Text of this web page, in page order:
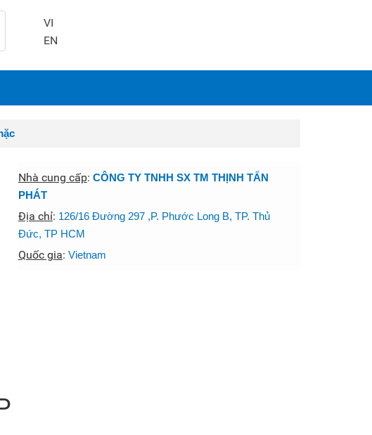
VI
EN
Nhà cung cấp: CÔNG TY TNHH SX TM THỊNH TẤN
PHÁT
Địa chỉ: 126/16 Đường 297 ,P. Phước Long B, TP. Thủ
Đức, TP HCM
Quốc gia: Vietnam